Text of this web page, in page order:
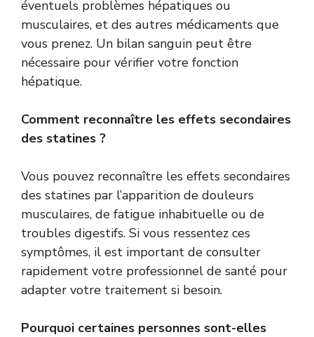
éventuels problèmes hépatiques ou
musculaires, et des autres médicaments que
vous prenez. Un bilan sanguin peut être
nécessaire pour vérifier votre fonction
hépatique.
Comment reconnaître les effets secondaires
des statines ?
Vous pouvez reconnaître les effets secondaires
des statines par l’apparition de douleurs
musculaires, de fatigue inhabituelle ou de
troubles digestifs. Si vous ressentez ces
symptômes, il est important de consulter
rapidement votre professionnel de santé pour
adapter votre traitement si besoin.
Pourquoi certaines personnes sont-elles